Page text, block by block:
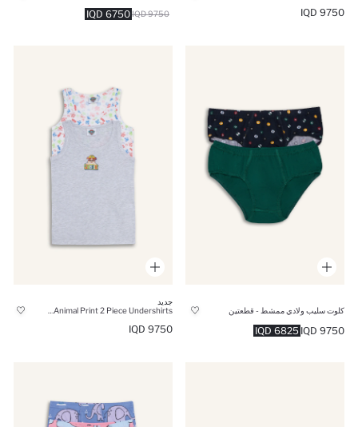
9750 IQD
6750 IQD 9750 IQD
كلوت سليب ولادي ممشط - قطعتين
6825 IQD 9750 IQD
جديد
9750 IQD